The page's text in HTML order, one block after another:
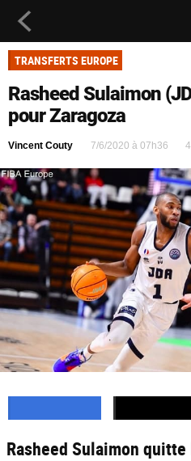
TRANSFERTS EUROPE
Rasheed Sulaimon
pour Zaragoza
Vincent Couty 7/6/2020 à 07h36
Rasheed Sulaimon